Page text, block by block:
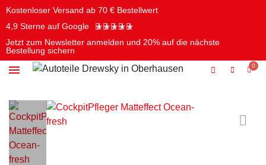
Kostenloser Versand ab 70 € Bestellwert
4,9 Sterne auf Google
★★★★★
Jetzt zum Newsletter anmelden und 20% auf die nächste
Bestellung sichern